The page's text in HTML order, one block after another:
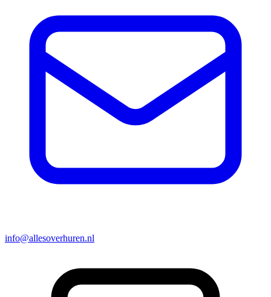
info@allesoverhuren.nl